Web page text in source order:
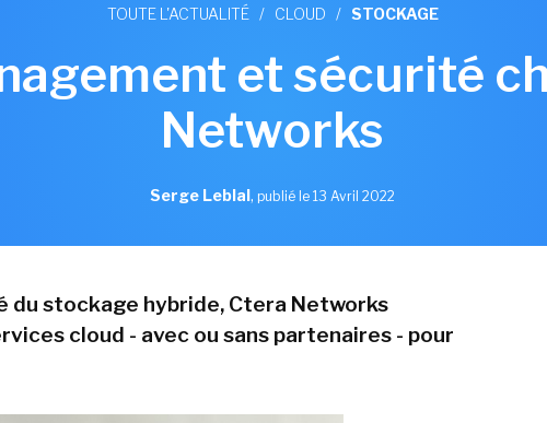
TOUTE L'ACTUALITÉ / CLOUD / STOCKAGE
et sécurité
Networks
Serge Leblal, publié le 13 Avril 2022
du stockage hybride, Ctera Networks
cloud - avec ou sans partenaires - pour